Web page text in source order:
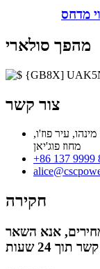
מהפך סולארי
צור קשר
עיר פוז'ו,
מחוז פוג'יאן
+86 137 9999
חקירה
אנא השאר